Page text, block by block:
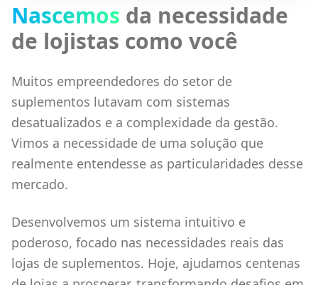
Nascemos da necessidade
de lojistas como você
Muitos empreendedores do setor de
suplementos lutavam com sistemas
desatualizados e a complexidade da gestão.
Vimos a necessidade de uma solução que
realmente entendesse as particularidades desse
mercado.
Desenvolvemos um sistema intuitivo e
poderoso, focado nas necessidades reais das
lojas de suplementos. Hoje, ajudamos centenas